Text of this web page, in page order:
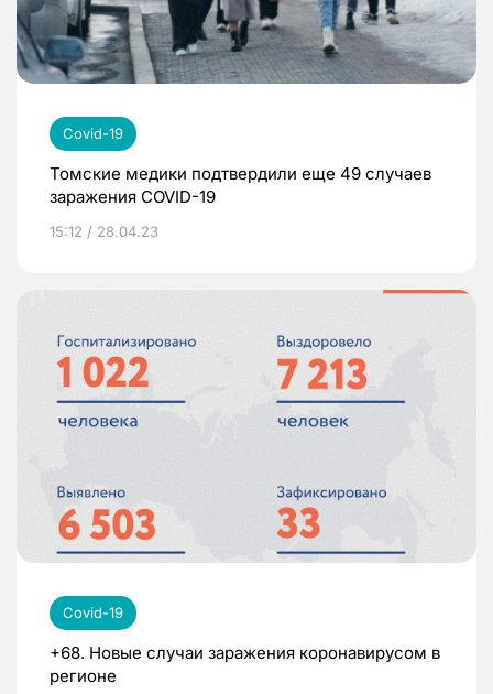
Covid-19
Томские медики подтвердили еще 49 случаев
заражения COVID-19
15:12 / 28.04.23
Covid-19
+68. Новые случаи заражения коронавирусом в
регионе